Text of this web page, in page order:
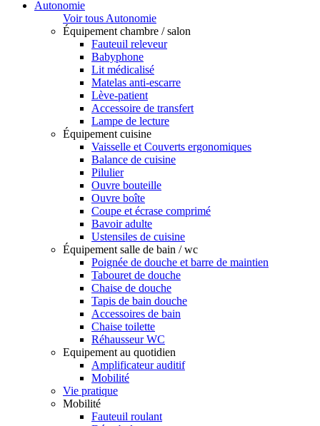
Autonomie
Voir tous Autonomie
Équipement chambre / salon
Fauteuil releveur
Babyphone
Lit médicalisé
Matelas anti-escarre
Lève-patient
Accessoire de transfert
Lampe de lecture
Équipement cuisine
Vaisselle et Couverts ergonomiques
Balance de cuisine
Pilulier
Ouvre bouteille
Ouvre boîte
Coupe et écrase comprimé
Bavoir adulte
Ustensiles de cuisine
Équipement salle de bain / wc
Poignée de douche et barre de maintien
Tabouret de douche
Chaise de douche
Tapis de bain douche
Accessoires de bain
Chaise toilette
Réhausseur WC
Equipement au quotidien
Amplificateur auditif
Mobilité
Vie pratique
Mobilité
Fauteuil roulant